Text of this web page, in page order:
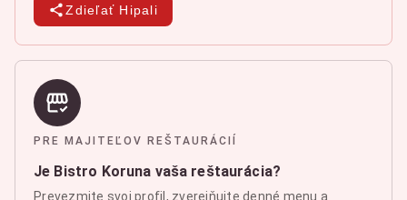
Zdieľať Hipali
PRE MAJITEĽOV REŠTAURÁCIÍ
Je Bistro Koruna vaša reštaurácia?
Prevezmite svoj profil, zverejňujte denné menu a